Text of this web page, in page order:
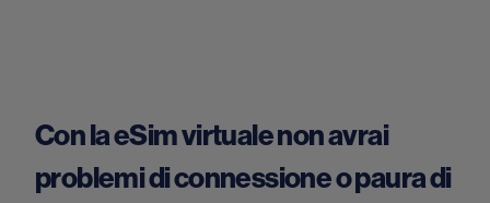
Con la eSim virtuale non avrai
problemi di connessione o paura di